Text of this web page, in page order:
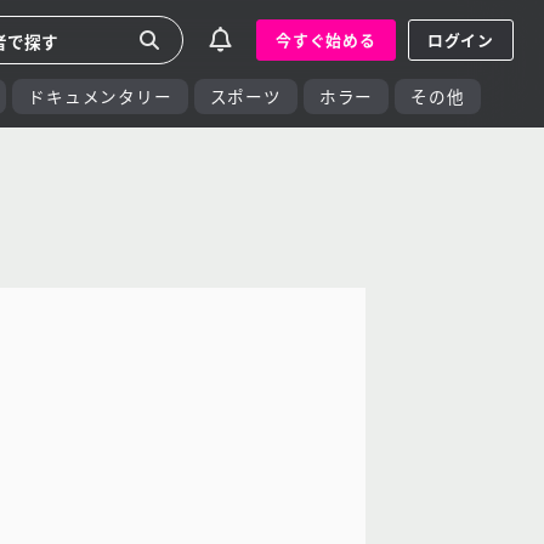
今すぐ始める ログイン
ドキュメンタリー スポーツ ホラー その他